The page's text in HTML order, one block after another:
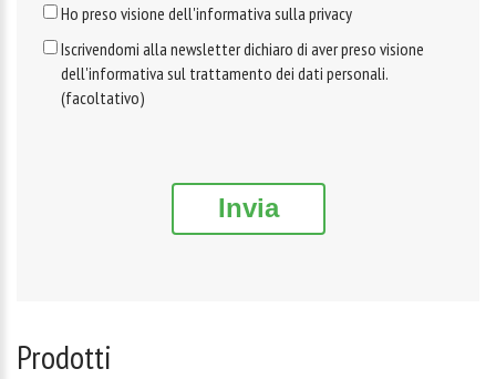
Ho preso visione dell'informativa sulla privacy
Iscrivendomi alla newsletter dichiaro di aver preso visione
dell'informativa sul trattamento dei dati personali.
(facoltativo)
Invia
Prodotti